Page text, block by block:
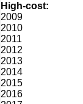
High-cost:
2009
2010
2011
2012
2013
2014
2015
2016